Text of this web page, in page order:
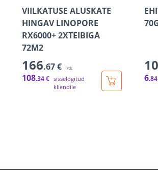
VIILKATUSE ALUSKATE
HINGAV LINOPORE
RX6000+ 2XTEIBIGA
72M2
166.67 € /tk
108.34 € sisselogitud
kliendile
10
6